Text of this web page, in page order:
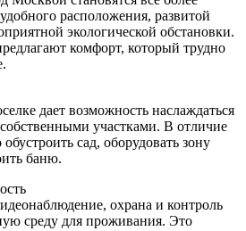
расположения, развитой
экологической обстановки.
комфорт, который трудно
дает возможность наслаждаться
участками. В отличие
сад, оборудовать зону
баню.
охрана и контроль
среду для проживания. Это